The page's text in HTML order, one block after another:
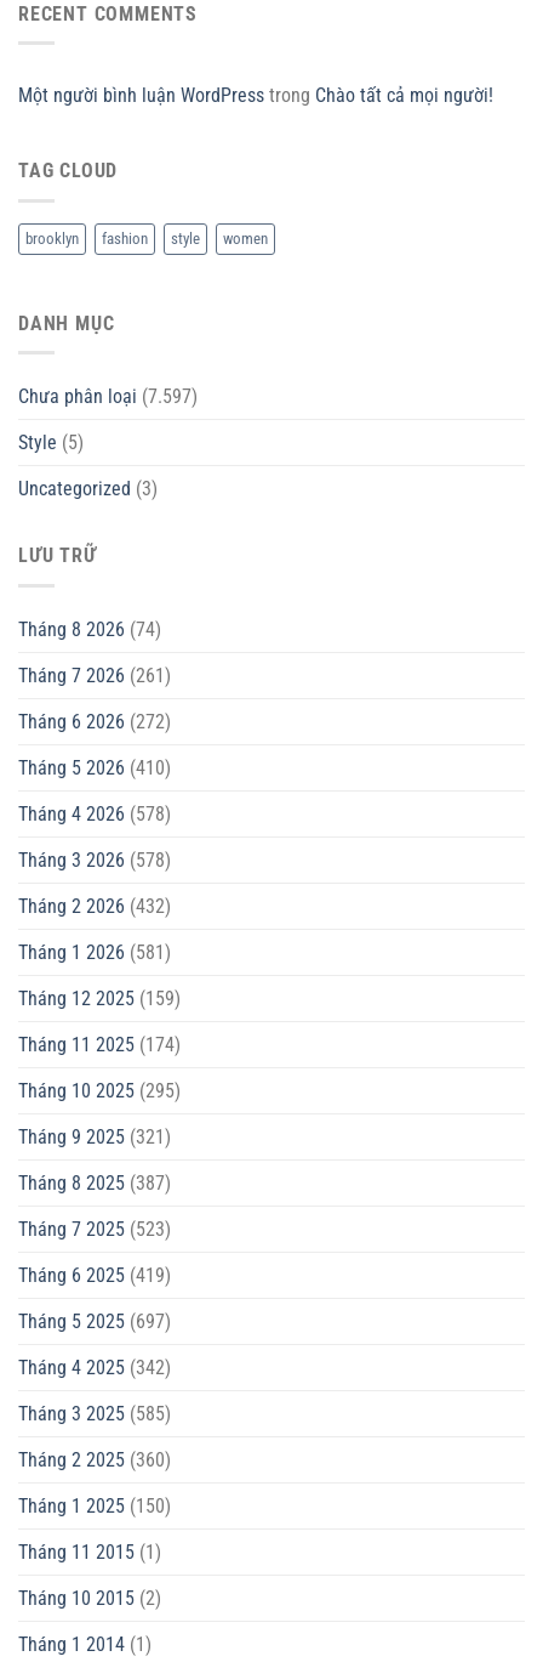
RECENT COMMENTS
Một người bình luận WordPress trong Chào tất cả mọi người!
TAG CLOUD
brooklyn fashion style women
DANH MỤC
Chưa phân loại (7.597)
Style (5)
Uncategorized (3)
LƯU TRỮ
Tháng 8 2026 (74)
Tháng 7 2026 (261)
Tháng 6 2026 (272)
Tháng 5 2026 (410)
Tháng 4 2026 (578)
Tháng 3 2026 (578)
Tháng 2 2026 (432)
Tháng 1 2026 (581)
Tháng 12 2025 (159)
Tháng 11 2025 (174)
Tháng 10 2025 (295)
Tháng 9 2025 (321)
Tháng 8 2025 (387)
Tháng 7 2025 (523)
Tháng 6 2025 (419)
Tháng 5 2025 (697)
Tháng 4 2025 (342)
Tháng 3 2025 (585)
Tháng 2 2025 (360)
Tháng 1 2025 (150)
Tháng 11 2015 (1)
Tháng 10 2015 (2)
Tháng 1 2014 (1)